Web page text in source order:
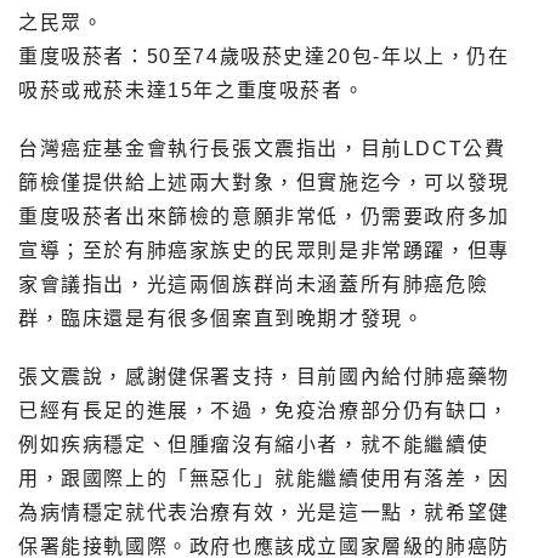
之民眾。
重度吸菸者：50至74歲吸菸史達20包-年以上，仍在
吸菸或戒菸未達15年之重度吸菸者。
台灣癌症基金會執行長張文震指出，目前LDCT公費
篩檢僅提供給上述兩大對象，但實施迄今，可以發現
重度吸菸者出來篩檢的意願非常低，仍需要政府多加
宣導；至於有肺癌家族史的民眾則是非常踴躍，但專
家會議指出，光這兩個族群尚未涵蓋所有肺癌危險
群，臨床還是有很多個案直到晚期才發現。
張文震說，感謝健保署支持，目前國內給付肺癌藥物
已經有長足的進展，不過，免疫治療部分仍有缺口，
例如疾病穩定、但腫瘤沒有縮小者，就不能繼續使
用，跟國際上的「無惡化」就能繼續使用有落差，因
為病情穩定就代表治療有效，光是這一點，就希望健
保署能接軌國際。政府也應該成立國家層級的肺癌防